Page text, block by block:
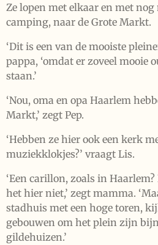
Ze lopen met elkaar en met
camping, naar de Grote Markt.
‘Dit is een van de mooiste
pappa, ‘omdat er zoveel mooie
staan.’
‘Nou, oma en opa Haarlem
Markt,’ zegt Pep.
‘Hebben ze hier ook een kerk
muziekklokjes?’ vraagt Lis.
‘Een carillon, zoals in
het hier niet,’ zegt mamma.
stadhuis met een hoge toren,
gebouwen om het plein zijn
gildehuizen.’